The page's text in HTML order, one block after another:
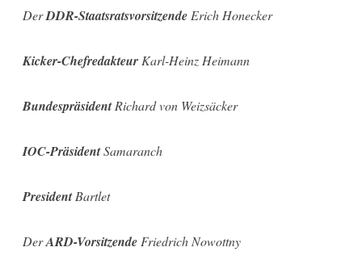
DerDDR-Staatsratsvorsitzende Erich Honecker
Kicker-Chefredakteur Karl-Heinz Heimann
BundespräsidentRichard von Weizsäcker
IOC-PräsidentSamaranch
PresidentBartlet
DerARD-Vorsitzende Friedrich Nowottny